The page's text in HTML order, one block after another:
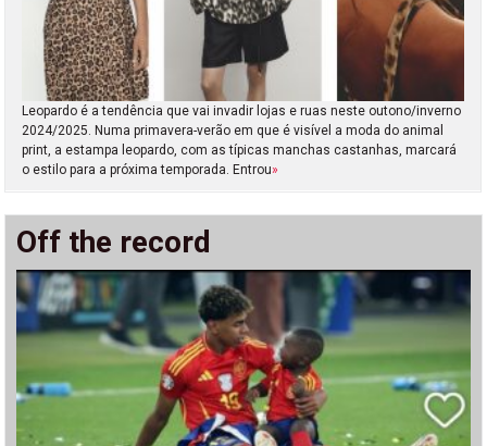
Leopardo é a tendência que vai invadir lojas e ruas neste outono/inverno
2024/2025. Numa primavera-verão em que é visível a moda do animal
print, a estampa leopardo, com as típicas manchas castanhas, marcará
o estilo para a próxima temporada. Entrou»
Off the record